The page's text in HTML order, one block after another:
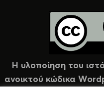
Η υλοποίηση του
ανοικτού κώδικα